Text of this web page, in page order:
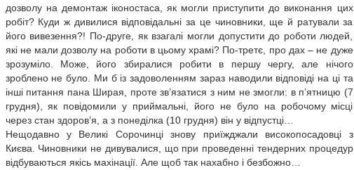
дозволу на демонтаж іконостаса, як могли приступити до виконання цих
робіт? Куди ж дивилися відповідальні за це чиновники, ще й ратували за
його вивезення?! По-друге, як взагалі могли допустити до роботи людей,
які не мали дозволу на роботи в цьому храмі? По-третє, про дах – не дуже
зрозуміло. Може, його збиралися робити в першу чергу, але нічого
зроблено не було. Ми б із задоволенням зараз наводили відповіді на ці та
інші питання пана Ширая, проте зв’язатися з ним не змогли: в п’ятницю (7
грудня), як повідомили у приймальні, його не було на робочому місці
через стан здоров’я, а з понеділка (10 грудня) він у відпустці…
Нещодавно у Великі Сорочинці знову приїжджали високопосадовці з
Києва. Чиновники не дивувалися, що при проведенні тендерних процедур
відбуваються якісь махінації. Але щоб так нахабно і безбожно…